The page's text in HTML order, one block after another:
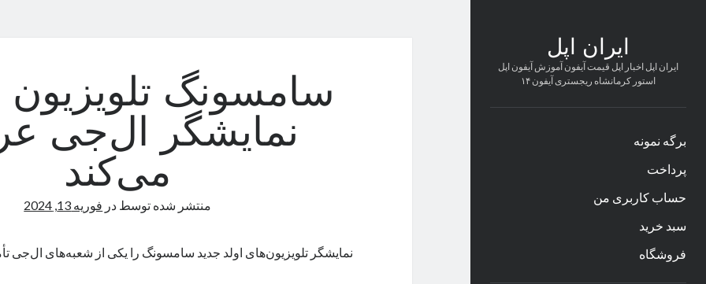
ایران اپل
ایران اپل اخبار اپل قیمت آیفون آموزش آیفون اپل
استور کرمانشاه ریجستری آیفون ۱۴
برگه نمونه
پرداخت
حساب کاربری من
سبد خرید
فروشگاه
سامسونگ تلویزیون
نمایشگر ال‌جی
می‌کند
منتشر شده توسط در فوریه 13, 2024
نمایشگر تلویزیون‌های اولد جدید سامسونگ را یکی از شعبه‌های ال‌جی